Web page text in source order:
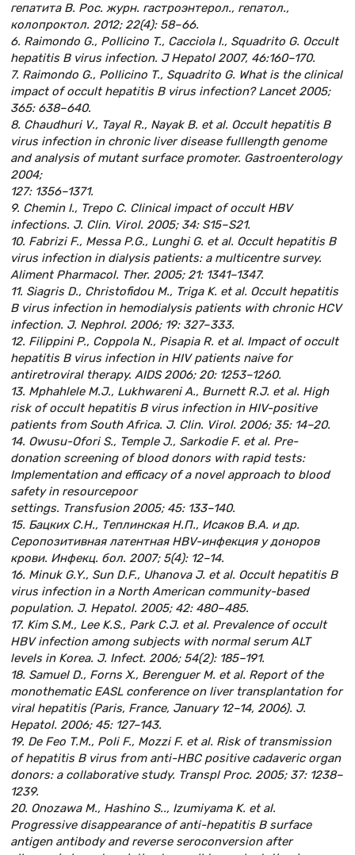
гепатита В. Рос. журн. гастроэнтерол., гепатол.,
колопроктол. 2012; 22(4): 58–66.
6. Raimondo G., Pollicino T., Cacciola I., Squadrito G. Occult
hepatitis B virus infection. J Hepatol 2007, 46:160–170.
7. Raimondo G., Pollicino T., Squadrito G. What is the clinical
impact of occult hepatitis B virus infection? Lancet 2005;
365: 638–640.
8. Chaudhuri V., Tayal R., Nayak B. et al. Occult hepatitis B
virus infection in chronic liver disease fulllength genome
and analysis of mutant surface promoter. Gastroenterology
2004;
127: 1356–1371.
9. Chemin I., Trepo C. Clinical impact of occult HBV
infections. J. Clin. Virol. 2005; 34: S15–S21.
10. Fabrizi F., Messa P.G., Lunghi G. et al. Occult hepatitis B
virus infection in dialysis patients: a multicentre survey.
Aliment Pharmacol. Ther. 2005; 21: 1341–1347.
11. Siagris D., Christofidou M., Triga K. et al. Occult hepatitis
B virus infection in hemodialysis patients with chronic HCV
infection. J. Nephrol. 2006; 19: 327–333.
12. Filippini P., Coppola N., Pisapia R. et al. Impact of occult
hepatitis B virus infection in HIV patients naive for
antiretroviral therapy. AIDS 2006; 20: 1253–1260.
13. Mphahlele M.J., Lukhwareni A., Burnett R.J. et al. High
risk of occult hepatitis B virus infection in HIV-positive
patients from South Africa. J. Clin. Virol. 2006; 35: 14–20.
14. Owusu-Ofori S., Temple J., Sarkodie F. et al. Pre-
donation screening of blood donors with rapid tests:
Implementation and efficacy of a novel approach to blood
safety in resourcepoor
settings. Transfusion 2005; 45: 133–140.
15. Бацких С.Н., Теплинская Н.П., Исаков В.А. и др.
Серопозитивная латентная HBV-инфекция у доноров
крови. Инфекц. бол. 2007; 5(4): 12–14.
16. Minuk G.Y., Sun D.F., Uhanova J. et al. Occult hepatitis B
virus infection in a North American community-based
population. J. Hepatol. 2005; 42: 480–485.
17. Kim S.M., Lee K.S., Park C.J. et al. Prevalence of occult
HBV infection among subjects with normal serum ALT
levels in Korea. J. Infect. 2006; 54(2): 185–191.
18. Samuel D., Forns X., Berenguer M. et al. Report of the
monothematic EASL conference on liver transplantation for
viral hepatitis (Paris, France, January 12–14, 2006). J.
Hepatol. 2006; 45: 127–143.
19. De Feo T.M., Poli F., Mozzi F. et al. Risk of transmission
of hepatitis B virus from anti-HBC positive cadaveric organ
donors: a collaborative study. Transpl Proc. 2005; 37: 1238–
1239.
20. Onozawa M., Hashino S.., Izumiyama K. et al.
Progressive disappearance of anti-hepatitis B surface
antigen antibody and reverse seroconversion after